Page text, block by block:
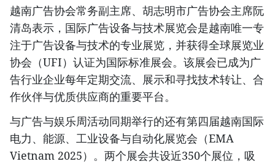
越南广告协会常务副主席、胡志明市广告协会主席阮
清岛表示，国际广告设备与技术展览会是越南唯一专
注于广告设备与技术的专业展览，并获得全球展览业
协会（UFI）认证为国际标准展会。该展会已成为广
告行业企业每年定期交流、展示和寻找技术转让、合
作伙伴与优质供应商的重要平台。
与广告与娱乐周活动同期举行的还有第四届越南国际
电力、能源、工业设备与自动化展览会（EMA
Vietnam 2025）。两个展会共设近350个展位，吸